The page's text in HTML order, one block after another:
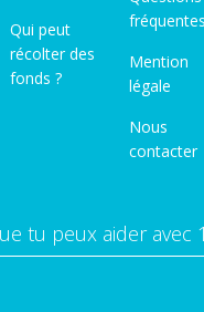
Qui peut
récolter des
fonds ?
fréquentes
Mention
légale
Nous
contacter
tu peux aider avec